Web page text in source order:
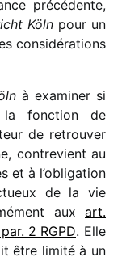
précé­dente,
Köln pour un
consi­dé­ra­tions
à exami­ner si
fonc­tion de
de retrou­ver
contre­vient au
et à l’obligation
de la vie
aux art.
2 RGPD. Elle
être limité à un